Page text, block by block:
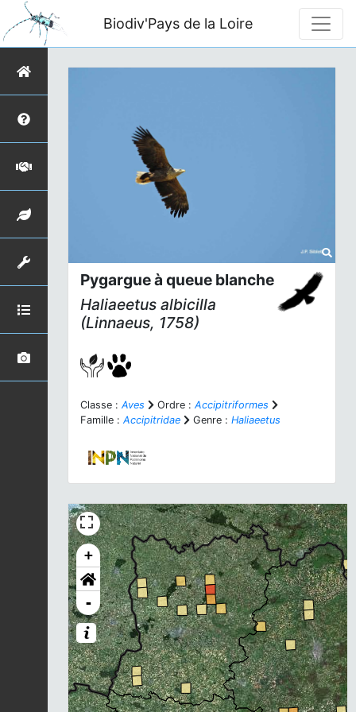
Biodiv'Pays de la Loire
Pygargue à queue blanche
Haliaeetus albicilla
(Linnaeus, 1758)
Classe : Aves Ordre : Accipitriformes
Famille : Accipitridae Genre : Haliaeetus
+
-